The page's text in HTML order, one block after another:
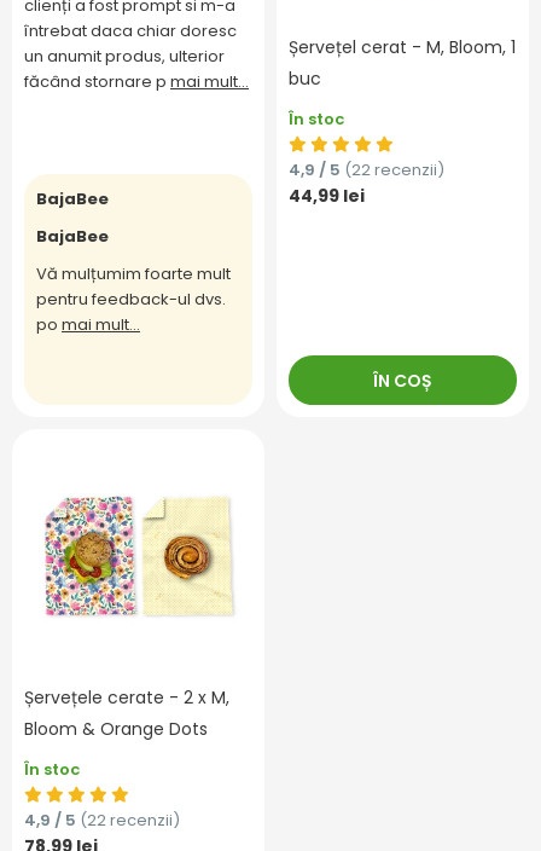
clienți a fost prompt si m-a
întrebat daca chiar doresc
un anumit produs, ulterior
făcând stornare p mai mult...
BajaBee
BajaBee
Vă mulțumim foarte mult
pentru feedback-ul dvs.
po mai mult...
Șervețel cerat - M, Bloom, 1
buc
În stoc
4,9 / 5 (22 recenzii)
44,99 lei
ÎN COȘ
Șervețele cerate - 2 x M,
Bloom & Orange Dots
În stoc
4,9 / 5 (22 recenzii)